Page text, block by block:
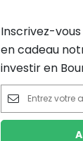
Inscrivez-
en cadeau
investir en